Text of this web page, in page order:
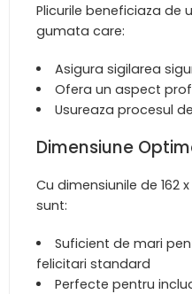
Plicurile beneficiaza de
gumata care:
Asigura sigilarea
Ofera un aspect
Usureaza procesul
Dimensiune
Cu dimensiunile de 162
sunt:
Suficient de mari
felicitari standard
Perfecte pentru